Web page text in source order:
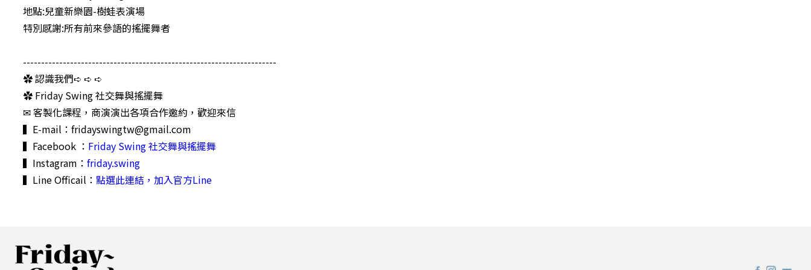
地點:兒童新樂園-樹蛙表演場
特別感謝:所有前來參語的搖擺舞者
----------------------------------------------------------------------
✿ 認識我們➪ ➪ ➪
✿ Friday Swing 社交舞與搖擺舞
✉ 客製化課程，商演演出各項合作邀約，歡迎來信
▍E-mail： fridayswingtw@gmail.com
▍Facebook ： Friday Swing 社交舞與搖擺舞
▍Instagram： friday.swing
▍Line Officail： 點選此連結，加入官方Line